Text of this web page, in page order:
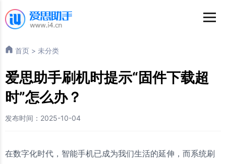
首页 > 未分类
爱思助手刷机时提示“固件下载超
时”怎么办？
发布时间：2025-10-04
在数字化时代，智能手机已成为我们生活的延伸，而系统刷